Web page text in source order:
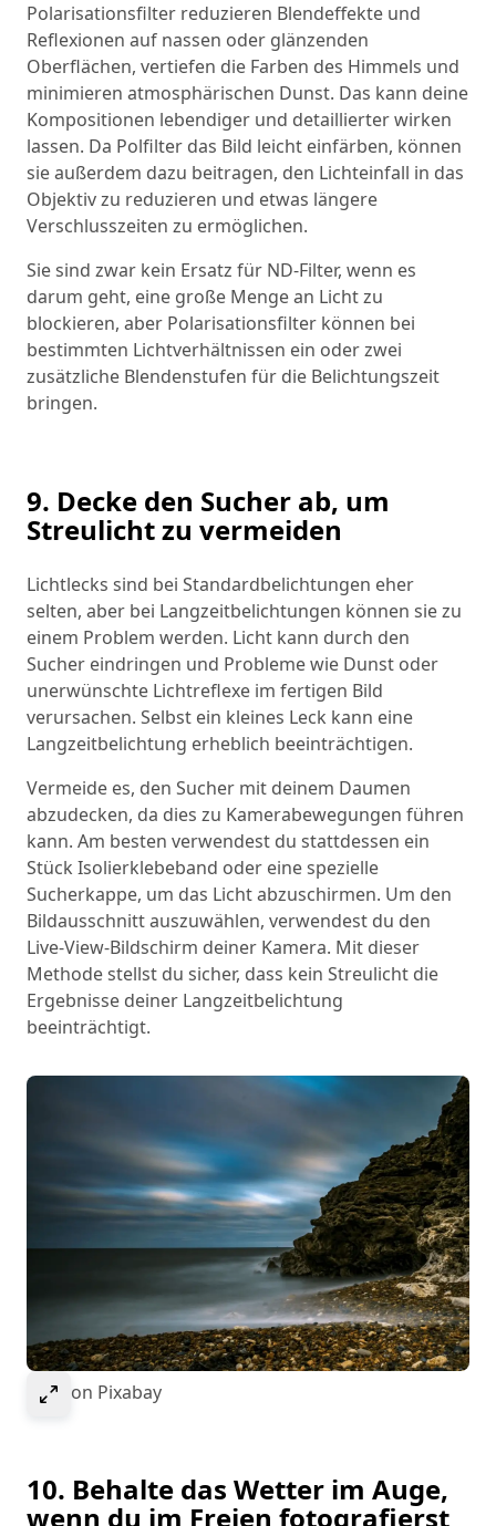
Polarisationsfilter reduzieren Blendeffekte und
Reflexionen auf nassen oder glänzenden
Oberflächen, vertiefen die Farben des Himmels und
minimieren atmosphärischen Dunst. Das kann deine
Kompositionen lebendiger und detaillierter wirken
lassen. Da Polfilter das Bild leicht einfärben, können
sie außerdem dazu beitragen, den Lichteinfall in das
Objektiv zu reduzieren und etwas längere
Verschlusszeiten zu ermöglichen.
Sie sind zwar kein Ersatz für ND-Filter, wenn es
darum geht, eine große Menge an Licht zu
blockieren, aber Polarisationsfilter können bei
bestimmten Lichtverhältnissen ein oder zwei
zusätzliche Blendenstufen für die Belichtungszeit
bringen.
9. Decke den Sucher ab, um
Streulicht zu vermeiden
Lichtlecks sind bei Standardbelichtungen eher
selten, aber bei Langzeitbelichtungen können sie zu
einem Problem werden. Licht kann durch den
Sucher eindringen und Probleme wie Dunst oder
unerwünschte Lichtreflexe im fertigen Bild
verursachen. Selbst ein kleines Leck kann eine
Langzeitbelichtung erheblich beeinträchtigen.
Vermeide es, den Sucher mit deinem Daumen
abzudecken, da dies zu Kamerabewegungen führen
kann. Am besten verwendest du stattdessen ein
Stück Isolierklebeband oder eine spezielle
Sucherkappe, um das Licht abzuschirmen. Um den
Bildausschnitt auszuwählen, verwendest du den
Live-View-Bildschirm deiner Kamera. Mit dieser
Methode stellst du sicher, dass kein Streulicht die
Ergebnisse deiner Langzeitbelichtung
beeinträchtigt.
Select to expand image
Bild von Pixabay
10. Behalte das Wetter im Auge,
wenn du im Freien fotografierst